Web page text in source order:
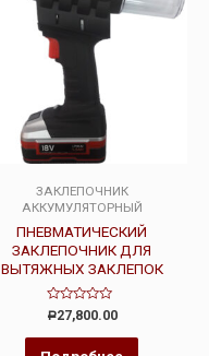
ЗАКЛЕПОЧНИК
АККУМУЛЯТОРНЫЙ
ПНЕВМАТИЧЕСКИЙ
ЗАКЛЕПОЧНИК ДЛЯ
ВЫТЯЖНЫХ ЗАКЛЕПОК
Оценка
0
из
Р27,800.00